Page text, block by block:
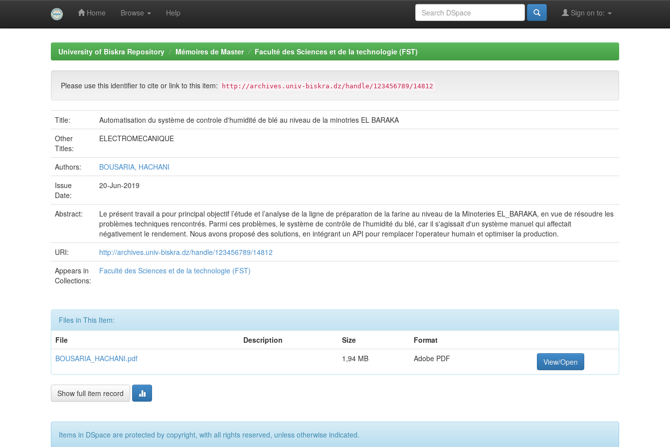
Home Browse Help Sign on to:
University of Biskra Repository Mémoires de Master Faculté des Sciences et de la technologie (FST)
Please use this identifier to cite or link to this item: http://archives.univ-biskra.dz/handle/123456789/14812
Title:
Automatisation du système de controle d'humidité de blé au niveau de la minotries EL BARAKA
Other
Titles:
ELECTROMECANIQUE
Authors:
BOUSARIA, HACHANI
Issue
Date:
20-Jun-2019
Abstract:
Le présent travail a pour principal objectif l’étude et l’analyse de la ligne de préparation de la farine au niveau de la Minoteries EL_BARAKA, en vue de résoudre les
problèmes techniques rencontrés. Parmi ces problèmes, le système de contrôle de l'humidité du blé, car il s'agissait d'un système manuel qui affectait
négativement le rendement. Nous avons proposé des solutions, en intégrant un API pour remplacer l'operateur humain et optimiser la production.
URI:
http://archives.univ-biskra.dz/handle/123456789/14812
Appears in
Collections:
Faculté des Sciences et de la technologie (FST)
Files in This Item:
File
Description Size
Format
BOUSARIA_HACHANI.pdf
1,94 MB Adobe PDF View/Open
Show full item record
Items in DSpace are protected by copyright, with all rights reserved, unless otherwise indicated.